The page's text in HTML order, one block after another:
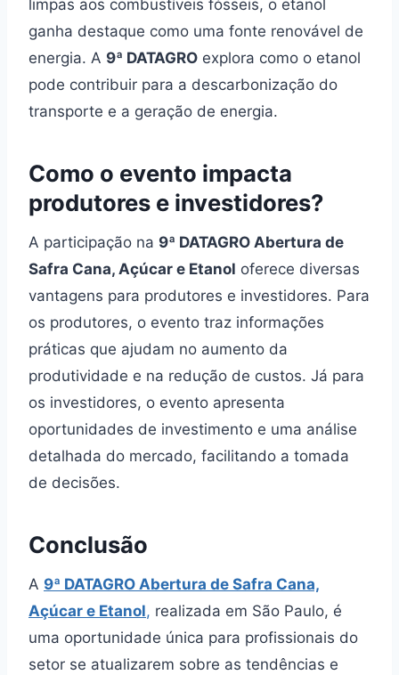
limpas aos combustíveis fósseis, o etanol
ganha destaque como uma fonte renovável de
energia. A 9ª DATAGRO explora como o etanol
pode contribuir para a descarbonização do
transporte e a geração de energia.
Como o evento impacta
produtores e investidores?
A participação na 9ª DATAGRO Abertura de
Safra Cana, Açúcar e Etanol oferece diversas
vantagens para produtores e investidores. Para
os produtores, o evento traz informações
práticas que ajudam no aumento da
produtividade e na redução de custos. Já para
os investidores, o evento apresenta
oportunidades de investimento e uma análise
detalhada do mercado, facilitando a tomada
de decisões.
Conclusão
A 9ª DATAGRO Abertura de Safra Cana,
Açúcar e Etanol, realizada em São Paulo, é
uma oportunidade única para profissionais do
setor se atualizarem sobre as tendências e